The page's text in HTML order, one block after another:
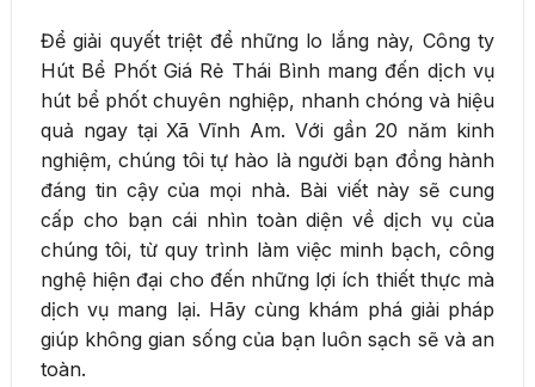
Để giải quyết triệt để những lo lắng này, Công ty
Hút Bể Phốt Giá Rẻ Thái Bình mang đến dịch vụ
hút bể phốt chuyên nghiệp, nhanh chóng và hiệu
quả ngay tại Xã Vĩnh Am. Với gần 20 năm kinh
nghiệm, chúng tôi tự hào là người bạn đồng hành
đáng tin cậy của mọi nhà. Bài viết này sẽ cung
cấp cho bạn cái nhìn toàn diện về dịch vụ của
chúng tôi, từ quy trình làm việc minh bạch, công
nghệ hiện đại cho đến những lợi ích thiết thực mà
dịch vụ mang lại. Hãy cùng khám phá giải pháp
giúp không gian sống của bạn luôn sạch sẽ và an
toàn.